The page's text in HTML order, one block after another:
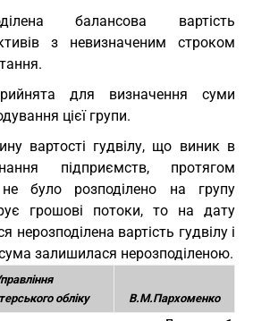
балансова вартість
з невизначеним строком
для визначення суми
цієї групи.
вартості гудвілу, що виник в
підприємств, протягом
не було розподілено на групу
грошові потоки, то на дату
нерозподілена вартість гудвілу і
залишилася нерозподіленою.
обліку
В.М.Пархоменко